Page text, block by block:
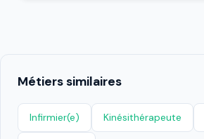
Métiers similaires
Infirmier(e) Kinésithérapeute